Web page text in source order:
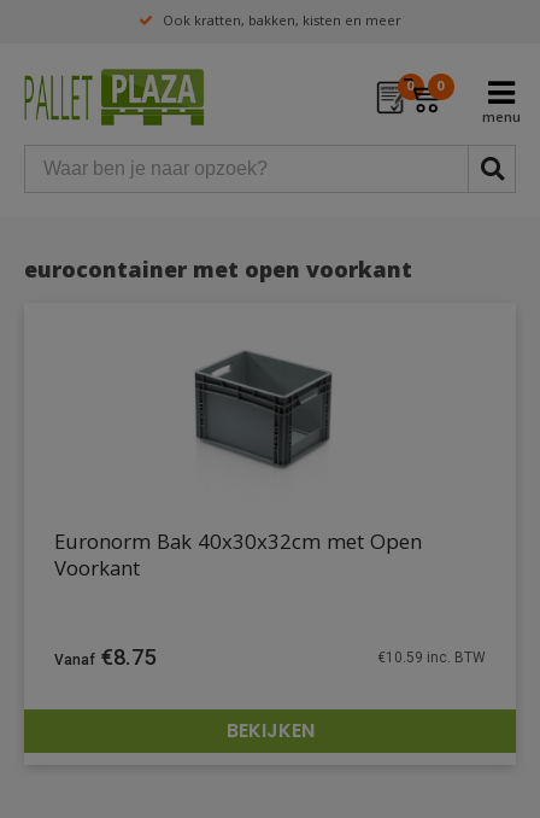
Ook kratten, bakken, kisten en meer
0 0
eurocontainer met open voorkant
DETAILS
Euronorm Bak 40x30x32cm met Open
Voorkant
€8.75 €10.59 inc. BTW
BEKIJKEN